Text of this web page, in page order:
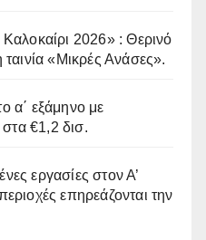
2026» : Θερινό
«Μικρές Ανάσες».
α΄ εξάμηνο με
€1,2 δισ.
εργασίες στον Α’
επηρεάζονται την